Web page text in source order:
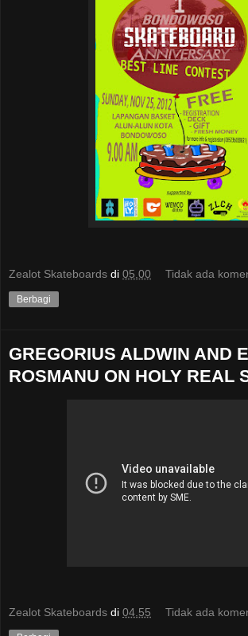
Zealot Skateboards di 05.00 Tidak ada
Berbagi
GREGORIUS ALDWIN AND
ROSMANU ON HOLY REAL
Zealot Skateboards di 04.55 Tidak ada